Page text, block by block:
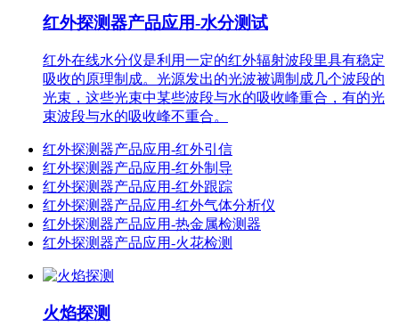
红外探测器产品应用-水分测试
红外在线水分仪是利用一定的红外辐射波段里具有稳定
吸收的原理制成。光源发出的光波被调制成几个波段的
光束，这些光束中某些波段与水的吸收峰重合，有的光
束波段与水的吸收峰不重合。
红外探测器产品应用-红外引信
红外探测器产品应用-红外制导
红外探测器产品应用-红外跟踪
红外探测器产品应用-红外气体分析仪
红外探测器产品应用-热金属检测器
红外探测器产品应用-火花检测
火焰探测